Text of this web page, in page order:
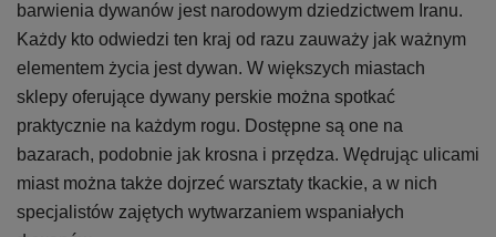
barwienia dywanów jest narodowym dziedzictwem Iranu.
Każdy kto odwiedzi ten kraj od razu zauważy jak ważnym
elementem życia jest dywan. W większych miastach
sklepy oferujące dywany perskie można spotkać
praktycznie na każdym rogu. Dostępne są one na
bazarach, podobnie jak krosna i przędza. Wędrując ulicami
miast można także dojrzeć warsztaty tkackie, a w nich
specjalistów zajętych wytwarzaniem wspaniałych